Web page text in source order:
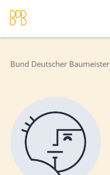
Bund Deutscher Baumeister